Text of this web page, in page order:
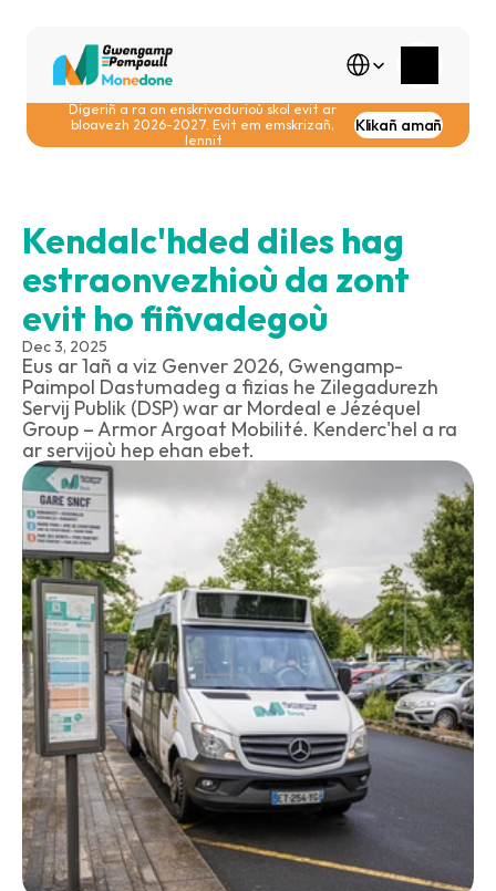
Select Language
Digeriñ a ra an enskrivadurioù skol evit ar
bloavezh 2026-2027. Evit em emskrizañ,
lennit
Klikañ amañ
Kendalc'hded diles hag
estraonvezhioù da zont
evit ho fiñvadegoù
Dec 3, 2025
Eus ar 1añ a viz Genver 2026, Gwengamp-
Paimpol Dastumadeg a fizias he Zilegadurezh
Servij Publik (DSP) war ar Mordeal e Jézéquel
Group – Armor Argoat Mobilité. Kenderc'hel a ra
ar servijoù hep ehan ebet.